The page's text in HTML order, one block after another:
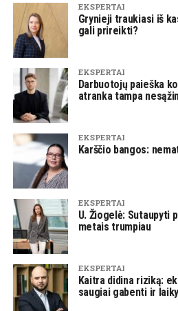
EKSPERTAI
Grynieji traukiasi iš
gali prireikti?
EKSPERTAI
Darbuotojų paieška
atranka tampa
EKSPERTAI
Karščio bangos:
EKSPERTAI
U. Žiogelė: Sutaupyti
metais trumpiau
EKSPERTAI
Kaitra didina riziką:
saugiai gabenti ir